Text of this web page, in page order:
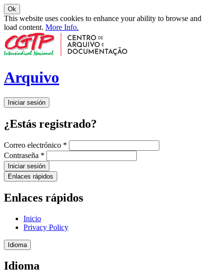
Ok
This website uses cookies to enhance your ability to browse and
load content. More Info.
Arquivo
Iniciar sesión
¿Estás registrado?
Correo electrónico *
Contraseña *
Iniciar sesión
Enlaces rápidos
Enlaces rápidos
Inicio
Privacy Policy
Idioma
Idioma